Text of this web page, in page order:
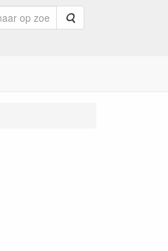
Zoeken